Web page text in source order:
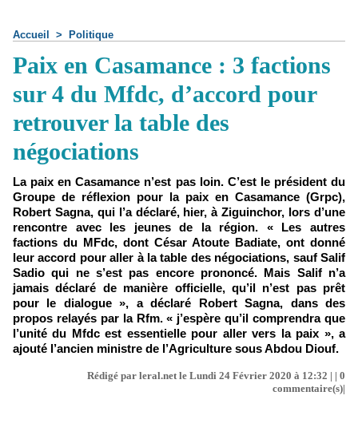
Accueil > Politique
Paix en Casamance : 3 factions
sur 4 du Mfdc, d’accord pour
retrouver la table des
négociations
La paix en Casamance n’est pas loin. C’est le président du
Groupe de réflexion pour la paix en Casamance (Grpc),
Robert Sagna, qui l’a déclaré, hier, à Ziguinchor, lors d’une
rencontre avec les jeunes de la région. « Les autres
factions du MFdc, dont César Atoute Badiate, ont donné
leur accord pour aller à la table des négociations, sauf Salif
Sadio qui ne s’est pas encore prononcé. Mais Salif n’a
jamais déclaré de manière officielle, qu’il n’est pas prêt
pour le dialogue », a déclaré Robert Sagna, dans des
propos relayés par la Rfm. « j’espère qu’il comprendra que
l’unité du Mfdc est essentielle pour aller vers la paix », a
ajouté l’ancien ministre de l’Agriculture sous Abdou Diouf.
Rédigé par leral.net le Lundi 24 Février 2020 à 12:32 | | 0
commentaire(s)|